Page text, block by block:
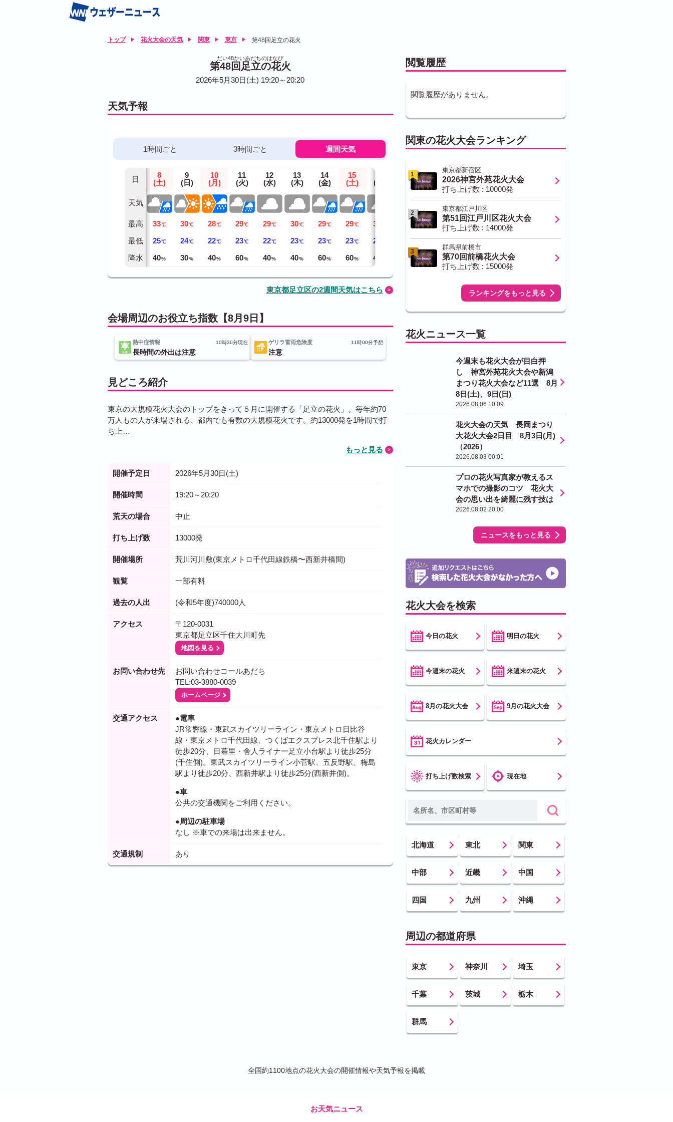
トップ 花火大会の天気 関東 東京 第48回足立の花火
だい48かいあだちのはなび
第48回足立の花火
2026年5月30日(土) 19:20～20:20
天気予報
1時間ごと 3時間ごと 週間天気
日
天気
最高
最低
降水
8
(土)
33℃
25℃
40%
9
(日)
30℃
24℃
30%
10
(月)
28℃
22℃
40%
11
(火)
29℃
23℃
60%
12
(水)
29℃
22℃
40%
13
(木)
30℃
23℃
40%
14
(金)
29℃
23℃
60%
15
(土)
29℃
23℃
60%
(日)
30
23
40
17
(月)
40%
東京都足立区の2週間天気はこちら
会場周辺のお役立ち指数【8月9日】
熱中症情報 10時30分現在
長時間の外出は注意
ゲリラ雷雨危険度 11時00分予想
注意
見どころ紹介
東京の大規模花火大会のトップをきって５月に開催する「足立の花火」。毎年約70
万人もの人が来場される、都内でも有数の大規模花火です。約13000発を1時間で打
ち上…
もっと見る
開催予定日 2026年5月30日(土)
開催時間 19:20～20:20
荒天の場合 中止
打ち上げ数 13000発
開催場所 荒川河川敷(東京メトロ千代田線鉄橋〜西新井橋間)
観覧 一部有料
過去の人出 (令和5年度)740000人
アクセス
〒120-0031
東京都足立区千住大川町先
地図を見る
お問い合わせ先
お問い合わせコールあだち
TEL:03-3880-0039
ホームページ
交通アクセス
●電車
JR常磐線・東武スカイツリーライン・東京メトロ日比谷
線・東京メトロ千代田線、つくばエクスプレス北千住駅より
徒歩20分、日暮里・舎人ライナー足立小台駅より徒歩25分
(千住側)。東武スカイツリーライン小菅駅、五反野駅、梅島
駅より徒歩20分、西新井駅より徒歩25分(西新井側)。
●車
公共の交通機関をご利用ください。
●周辺の駐車場
なし ※車での来場は出来ません。
交通規制 あり
閲覧履歴
閲覧履歴がありません。
関東の花火大会ランキング
1
東京都新宿区
2026神宮外苑花火大会
打ち上げ数 : 10000発
2
東京都江戸川区
第51回江戸川区花火大会
打ち上げ数 : 14000発
3
群馬県前橋市
第70回前橋花火大会
打ち上げ数 : 15000発
ランキングをもっと見る
花火ニュース一覧
今週末も花火大会が目白押
し 神宮外苑花火大会や新潟
まつり花火大会など11選 8月
8日(土)、9日(日)
2026.08.06 10:09
花火大会の天気 長岡まつり
大花火大会2日目 8月3日(月)
（2026）
2026.08.03 00:01
プロの花火写真家が教えるス
マホでの撮影のコツ 花火大
会の思い出を綺麗に残す技は
2026.08.02 20:00
ニュースをもっと見る
花火大会を検索
今日の花火 明日の花火
今週末の花火 来週末の花火
8月の花火大会 9月の花火大会
花火カレンダー
打ち上げ数検索 現在地
北海道 東北 関東
中部 近畿 中国
四国 九州 沖縄
周辺の都道府県
東京 神奈川 埼玉
千葉 茨城 栃木
群馬
全国約1100地点の花火大会の開催情報や天気予報を掲載
お天気ニュース